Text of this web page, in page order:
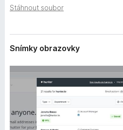
e
f
o
Stáhnout soubor
n
Snímky obrazovky